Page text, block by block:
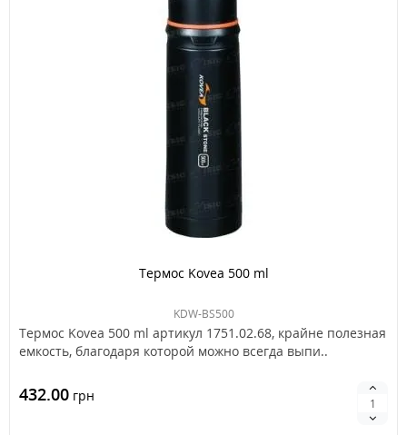
Термос Kovea 500 ml
KDW-BS500
Термос Kovea 500 ml артикул 1751.02.68, крайне полезная
емкость, благодаря которой можно всегда выпи..
432.00 грн